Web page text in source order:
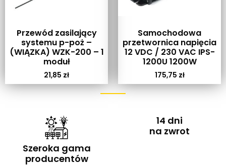
Przewód zasilający
systemu p-poż –
(WIĄZKA) WZK-200 – 1
moduł
21,85 zł
Samochodowa
przetwornica napięcia
12 VDC / 230 VAC IPS-
1200U 1200W
175,75 zł
Szeroka gama
producentów
14 dni
na zwrot